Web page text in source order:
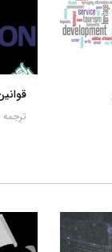
ترجمه